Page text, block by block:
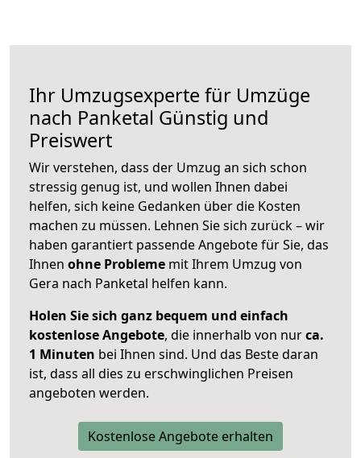
Ihr Umzugsexperte für Umzüge
nach Panketal Günstig und
Preiswert
Wir verstehen, dass der Umzug an sich schon
stressig genug ist, und wollen Ihnen dabei
helfen, sich keine Gedanken über die Kosten
machen zu müssen. Lehnen Sie sich zurück – wir
haben garantiert passende Angebote für Sie, das
Ihnen ohne Probleme mit Ihrem Umzug von
Gera nach Panketal helfen kann.
Holen Sie sich ganz bequem und einfach
kostenlose Angebote, die innerhalb von nurca.
1 Minuten bei Ihnen sind. Und das Beste daran
ist, dass all dies zu erschwinglichen Preisen
angeboten werden.
Kostenlose Angebote erhalten